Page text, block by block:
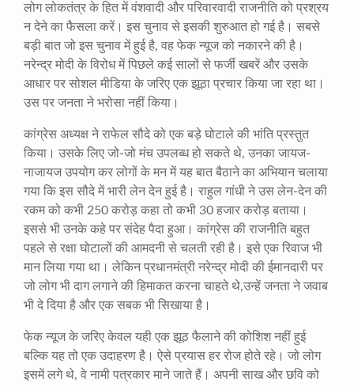
लोग लोकतंत्र के हित में वंशवादी और परिवारवादी राजनीति को प्रश्रय
न देने का फैसला करें। इस चुनाव से इसकी शुरुआत हो गई है। सबसे
बड़ी बात जो इस चुनाव में हुई है, वह फेक न्यूज को नकारने की है।
नरेन्द्र मोदी के विरोध में पिछले कई सालों से फर्जी खबरें और उसके
आधार पर सोशल मीडिया के जरिए एक झूठा प्रचार किया जा रहा था।
उस पर जनता ने भरोसा नहीं किया।
कांग्रेस अध्यक्ष ने राफेल सौदे को एक बड़े घोटाले की भांति प्रस्तुत
किया। उसके लिए जो-जो मंच उपलब्ध हो सकते थे, उनका जायज-
नाजायज उपयोग कर लोगों के मन में यह बात बैठाने का अभियान चलाया
गया कि इस सौदे में भारी लेन देन हुई है। राहुल गांधी ने उस लेन-देन की
रकम को कभी 250 करोड़ कहा तो कभी 30 हजार करोड़ बताया।
इससे भी उनके कहे पर संदेह पैदा हुआ। कांग्रेस की राजनीति बहुत
पहले से रक्षा घोटालों की आमदनी से चलती रही है। इसे एक रिवाज भी
मान लिया गया था। लेकिन प्रधानमंत्री नरेन्द्र मोदी की ईमानदारी पर
जो लोग भी दाग लगाने की हिमाकत करना चाहते थे,उन्हें जनता ने जवाब
भी दे दिया है और एक सबक भी सिखाया है।
फेक न्यूज के जरिए केवल यही एक झूठ फैलाने की कोशिश नहीं हुई
बल्कि यह तो एक उदाहरण है। ऐसे प्रयास हर रोज होते रहे। जो लोग
इसमें लगे थे, वे नामी पत्रकार माने जाते हैं। अपनी साख और छवि को